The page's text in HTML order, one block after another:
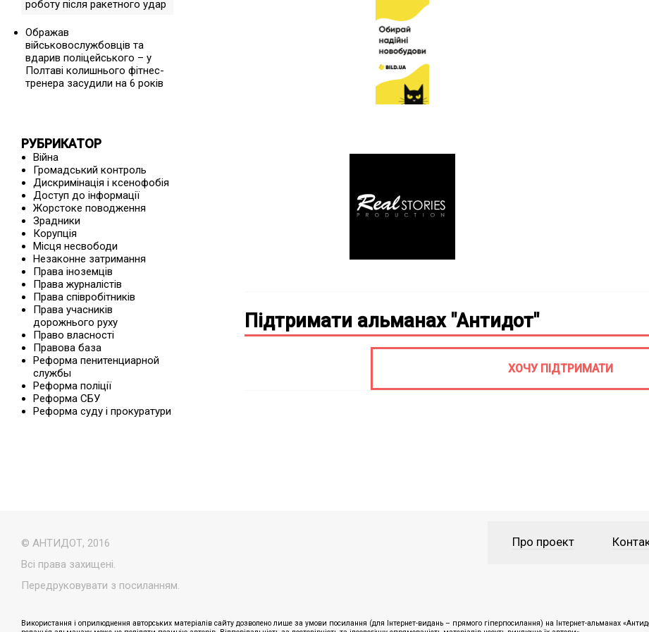
роботу після ракетного удар
Ображав
військовослужбовців та
вдарив поліцейського – у
Полтаві колишнього фітнес-
тренера засудили на 6 років
РУБРИКАТОР
Війна
Громадський контроль
Дискримінація і ксенофобія
Доступ до інформації
Жорстоке поводження
Зрадники
Корупція
Місця несвободи
Незаконне затримання
Права іноземців
Права журналістів
Права співробітників
Права учасників
дорожнього руху
Право власності
Правова база
Реформа пенитенциарной
службы
Реформа поліції
Реформа СБУ
Реформа суду і прокуратури
Підтримати альманах "Антидот"
ХОЧУ ПІДТРИМАТИ
© АНТИДОТ, 2016
Всі права захищені.
Передруковувати з посиланням.
Про проект
Використання і оприлюднення авторських матеріалів сайту дозволено лише за умови посилання (для Інтернет-видань – прямого гіперпосилання) на Інтернет-альманах